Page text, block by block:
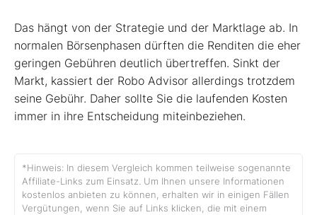
Das hängt von der Strategie und der Marktlage ab. In
normalen Börsenphasen dürften die Renditen die eher
geringen Gebühren deutlich übertreffen. Sinkt der
Markt, kassiert der Robo Advisor allerdings trotzdem
seine Gebühr. Daher sollte Sie die laufenden Kosten
immer in ihre Entscheidung miteinbeziehen.
*Hinweis: In diesem Vergleich kommen teilweise sogenannte
Affiliate-Links zum Einsatz. Um Ihnen unsere Informationen
kostenlos anbieten zu können, erhalten wir in einigen Fällen
Vergütungen, wenn Sie auf Links klicken, die mit einem